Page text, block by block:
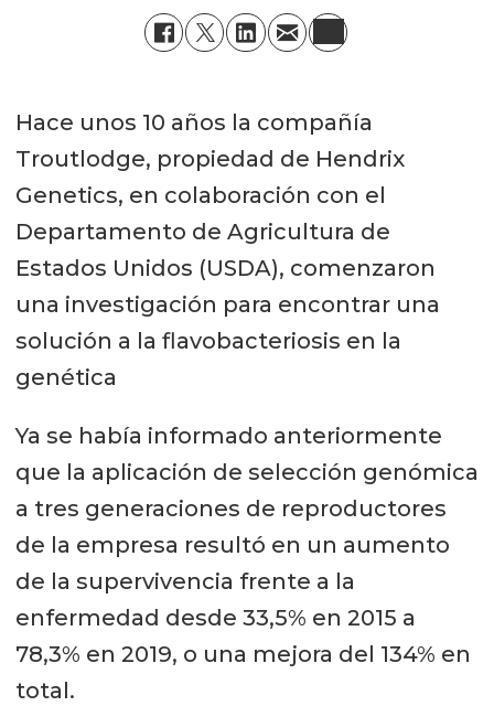
Hace unos 10 años la compañía
Troutlodge, propiedad de Hendrix
Genetics, en colaboración con el
Departamento de Agricultura de
Estados Unidos (USDA), comenzaron
una investigación para encontrar una
solución a la flavobacteriosis en la
genética
Ya se había informado anteriormente
que la aplicación de selección genómica
a tres generaciones de reproductores
de la empresa resultó en un aumento
de la supervivencia frente a la
enfermedad desde 33,5% en 2015 a
78,3% en 2019, o una mejora del 134% en
total.